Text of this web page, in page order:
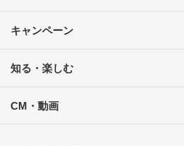
キャンペーン
知る・楽しむ
CM・動画